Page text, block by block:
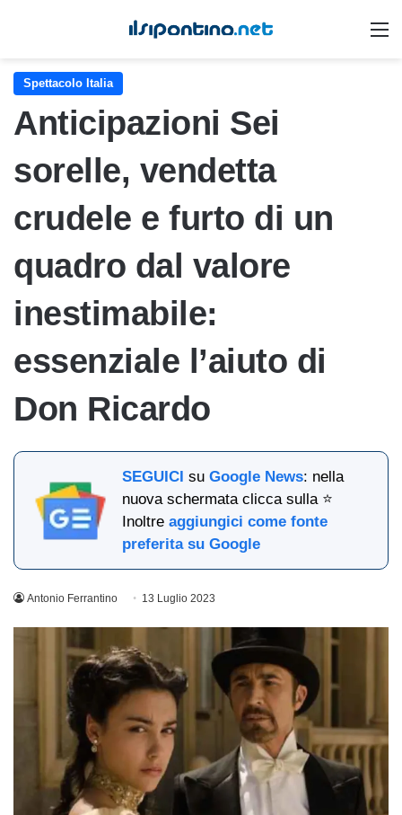
Spettacolo Italia
Anticipazioni Sei
sorelle, vendetta
crudele e furto di un
quadro dal valore
inestimabile:
essenziale l’aiuto di
Don Ricardo
SEGUICI suGoogle News: nella
nuova schermata clicca sulla ⭐
Inoltreaggiungici come fonte
preferita su Google
Antonio Ferrantino 13 Luglio 2023